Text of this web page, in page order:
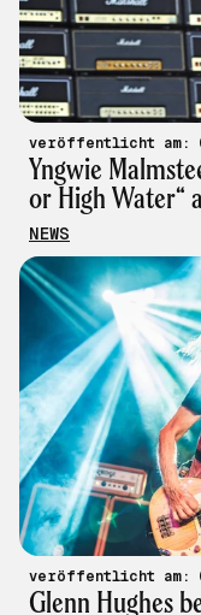
Yngwie
or High Water“
NEWS
Glenn Hughes